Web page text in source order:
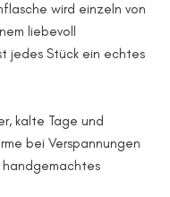
wird einzeln von
liebevoll
jedes Stück ein echtes
kalte Tage und
bei Verspannungen
handgemachtes